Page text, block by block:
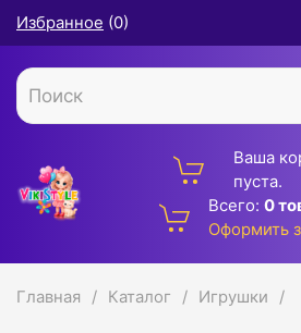
Избранное (0)
Ваша
пуста.
Всего: 0
Оформить
Главная Каталог Игрушки